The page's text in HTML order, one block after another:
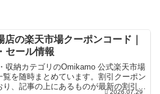
の楽天市場クーポンコード｜
セール情報
収納カテゴリのOmikamo 公式楽天市場
を随時まとめています。割引クーポン
、記事の上にあるものが最新の割引ク
2026.07.29